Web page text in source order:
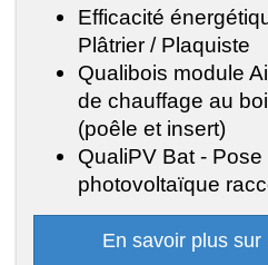
Efficacité
Plâtrier / Plaquiste
Qualibois module
de chauffage au
(poêle et insert)
QualiPV Bat -
photovoltaïque
En savoir plus sur